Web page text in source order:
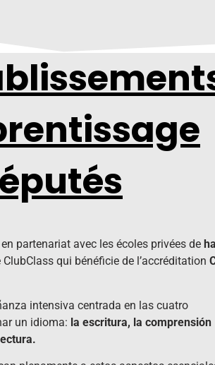
partenariat avec les écoles privées de
qui bénéficie de l’accréditation
intensiva centrada en las cuatro
un idioma: la escritura, la comprensión